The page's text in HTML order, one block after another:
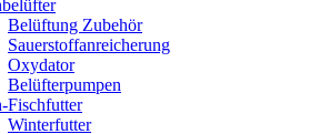
Belüftung Zubehör
Sauerstoffanreicherung
Oxydator
Belüfterpumpen
Fischfutter
Winterfutter